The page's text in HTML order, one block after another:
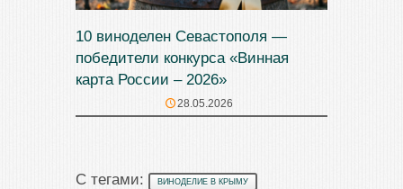
10 виноделен Севастополя —
победители конкурса «Винная
карта России – 2026»
28.05.2026
С тегами: ВИНОДЕЛИЕ В КРЫМУ